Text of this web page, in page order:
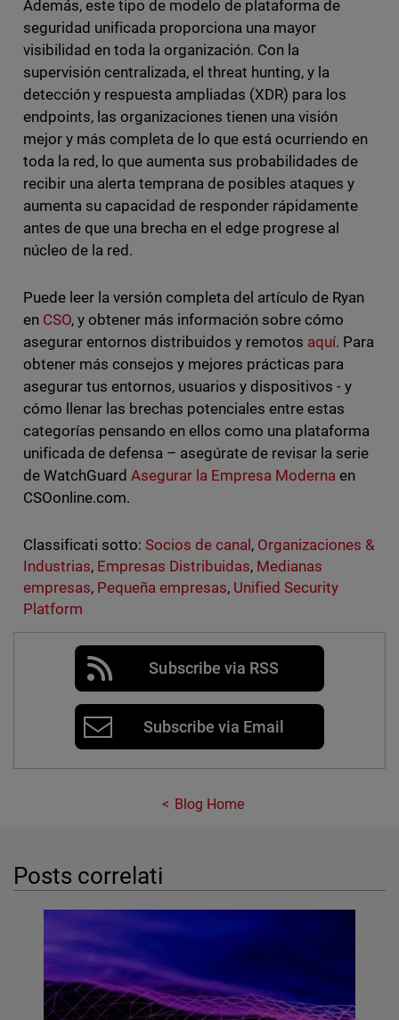
Además, este tipo de modelo de plataforma de
seguridad unificada proporciona una mayor
visibilidad en toda la organización. Con la
supervisión centralizada, el threat hunting, y la
detección y respuesta ampliadas (XDR) para los
endpoints, las organizaciones tienen una visión
mejor y más completa de lo que está ocurriendo en
toda la red, lo que aumenta sus probabilidades de
recibir una alerta temprana de posibles ataques y
aumenta su capacidad de responder rápidamente
antes de que una brecha en el edge progrese al
núcleo de la red.
Puede leer la versión completa del artículo de Ryan
en CSO, y obtener más información sobre cómo
asegurar entornos distribuidos y remotos aquí. Para
obtener más consejos y mejores prácticas para
asegurar tus entornos, usuarios y dispositivos - y
cómo llenar las brechas potenciales entre estas
categorías pensando en ellos como una plataforma
unificada de defensa – asegúrate de revisar la serie
de WatchGuard Asegurar la Empresa Moderna en
CSOonline.com.
Classificati sotto: Socios de canal , Organizaciones &
Industrias, Empresas Distribuidas, Medianas
empresas, Pequeña empresas, Unified Security
Platform
Subscribe via RSS
Subscribe via Email
Blog Home
Posts correlati